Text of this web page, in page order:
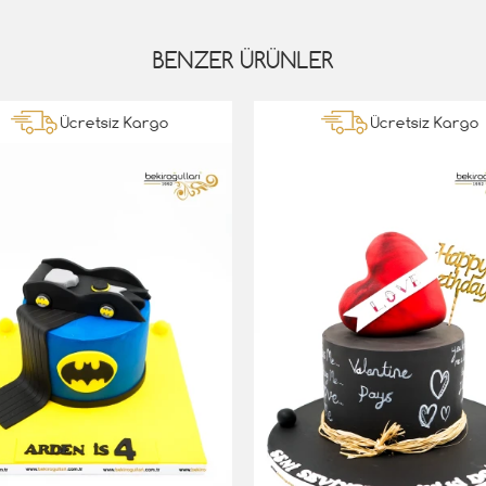
BENZER ÜRÜNLER
Ücretsiz Kargo Ücretsiz Kargo